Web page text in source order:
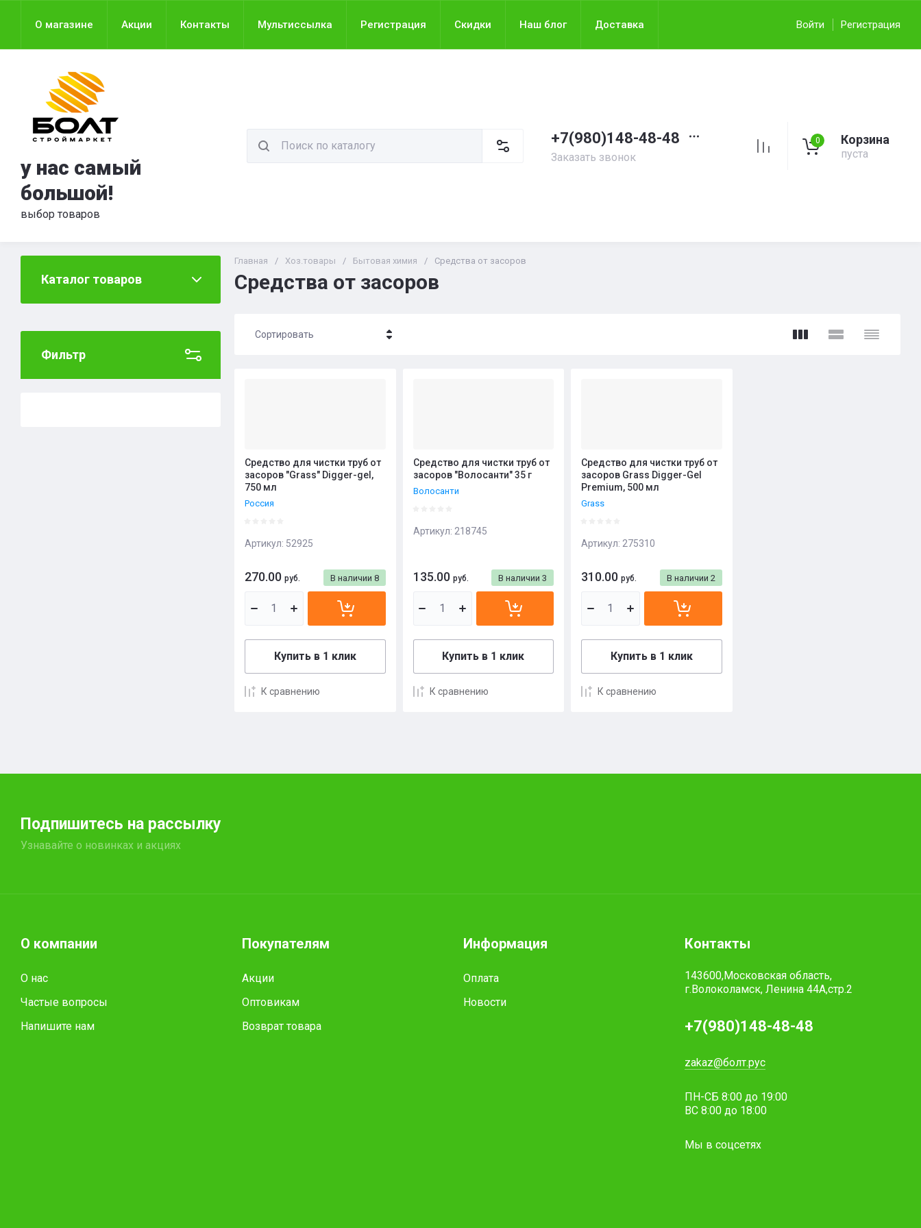
О магазине Акции Контакты Мультиссылка Регистрация Скидки Наш блог Доставка Войти Регистрация
у нас самый
большой!
выбор товаров
+7(980)148-48-48
Заказать звонок
0 Корзина
пуста
Каталог товаров
Фильтр
Главная / Хоз.товары / Бытовая химия / Средства от засоров
Средства от засоров
Сортировать
Средство для чистки труб от
засоров "Grass" Digger-gel,
750 мл
Россия
Артикул: 52925
В наличии 8
270.00 руб.
Купить в 1 клик
К сравнению
Средство для чистки труб от
засоров "Волосанти" 35 г
Волосанти
Артикул: 218745
В наличии 3
135.00 руб.
Купить в 1 клик
К сравнению
Средство для чистки труб от
засоров Grass Digger-Gel
Premium, 500 мл
Grass
Артикул: 275310
В наличии 2
310.00 руб.
Купить в 1 клик
К сравнению
Подпишитесь на рассылку
Узнавайте о новинках и акциях
О компании
О нас
Частые вопросы
Напишите нам
Покупателям
Акции
Оптовикам
Возврат товара
Информация
Оплата
Новости
Контакты
143600,Московская область,
г.Волоколамск, Ленина 44А,стр.2
+7(980)148-48-48
zakaz@болт.рус
ПН-СБ 8:00 до 19:00
ВС 8:00 до 18:00
Мы в соцсетях